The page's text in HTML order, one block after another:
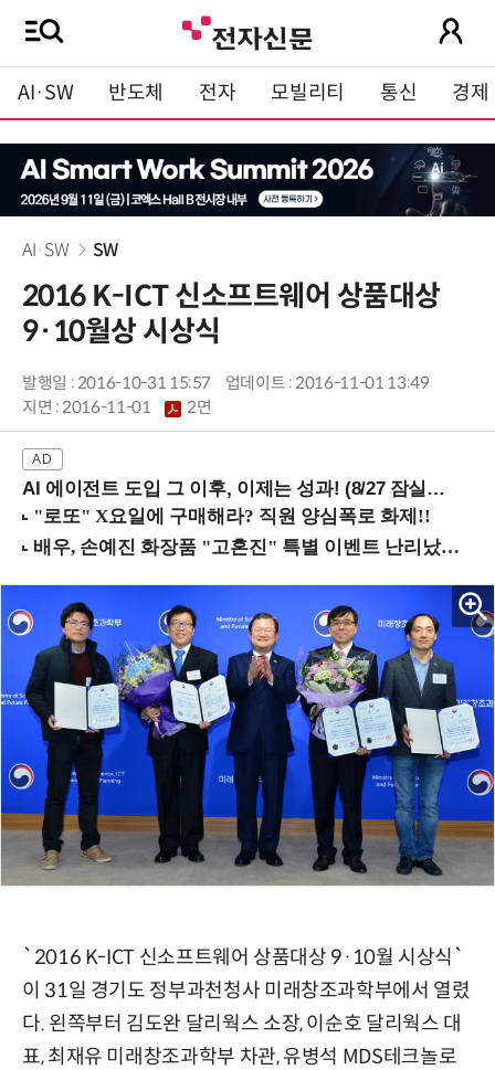
AI·SW 반도체 전자 모빌리티 통신 경제
AI·SW SW
2016 K-ICT 신소프트웨어 상품대상
9·10월상 시상식
발행일 : 2016-10-31 15:57
업데이트 : 2016-11-01 13:49
지면 :2016-11-01 2면
AI 에이전트 도입 그 이후, 이제는 성과! (8/27 잠실역)
`2016 K-ICT 신소프트웨어 상품대상 9·10월 시상식`
이 31일 경기도 정부과천청사 미래창조과학부에서 열렸
다. 왼쪽부터 김도완 달리웍스 소장, 이순호 달리웍스 대
표, 최재유 미래창조과학부 차관, 유병석 MDS테크놀로